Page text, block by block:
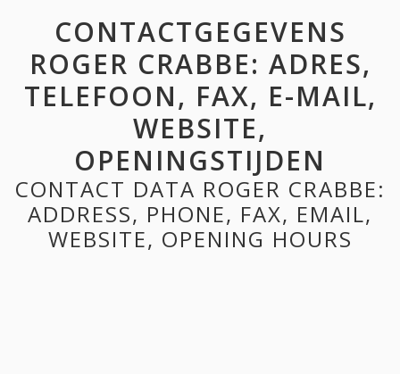
CONTACTGEGEVENS
ROGER CRABBE: ADRES,
TELEFOON, FAX, E-MAIL,
WEBSITE,
OPENINGSTIJDEN
CONTACT DATA ROGER CRABBE:
ADDRESS, PHONE, FAX, EMAIL,
WEBSITE, OPENING HOURS